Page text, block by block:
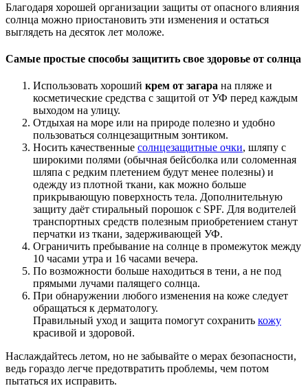
Благодаря хорошей организации защиты от опасного влияния
солнца можно приостановить эти изменения и остаться
выглядеть на десяток лет моложе.
Самые простые способы защитить свое здоровье от солнца
Использовать хороший крем от загара на пляже и
косметические средства с защитой от УФ перед каждым
выходом на улицу.
Отдыхая на море или на природе полезно и удобно
пользоваться солнцезащитным зонтиком.
Носить качественные солнцезащитные очки, шляпу с
широкими полями (обычная бейсболка или соломенная
шляпа с редким плетением будут менее полезны) и
одежду из плотной ткани, как можно больше
прикрывающую поверхность тела. Дополнительную
защиту даёт стиральный порошок с SPF. Для водителей
транспортных средств полезным приобретением станут
перчатки из ткани, задерживающей УФ.
Ограничить пребывание на солнце в промежуток между
10 часами утра и 16 часами вечера.
По возможности больше находиться в тени, а не под
прямыми лучами палящего солнца.
При обнаружении любого изменения на коже следует
обращаться к дерматологу.
Правильный уход и защита помогут сохранить кожу
красивой и здоровой.
Наслаждайтесь летом, но не забывайте о мерах безопасности,
ведь гораздо легче предотвратить проблемы, чем потом
пытаться их исправить.